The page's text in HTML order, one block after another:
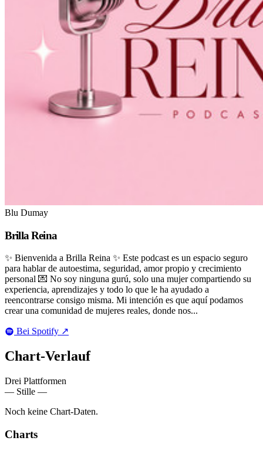
Blu Dumay
Brilla Reina
✨ Bienvenida a Brilla Reina ✨ Este podcast es un espacio seguro
para hablar de autoestima, seguridad, amor propio y crecimiento
personal 💌 No soy ninguna gurú, solo una mujer compartiendo su
experiencia, aprendizajes y todo lo que le ha ayudado a
reencontrarse consigo misma. Mi intención es que aquí podamos
crear una comunidad de mujeres reales, donde nos...
Bei Spotify ↗
Chart-Verlauf
Drei Plattformen
— Stille —
Noch keine Chart-Daten.
Charts